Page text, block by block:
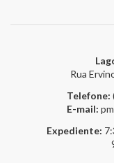
Rua
Telefone:
E-mail:
Expediente: